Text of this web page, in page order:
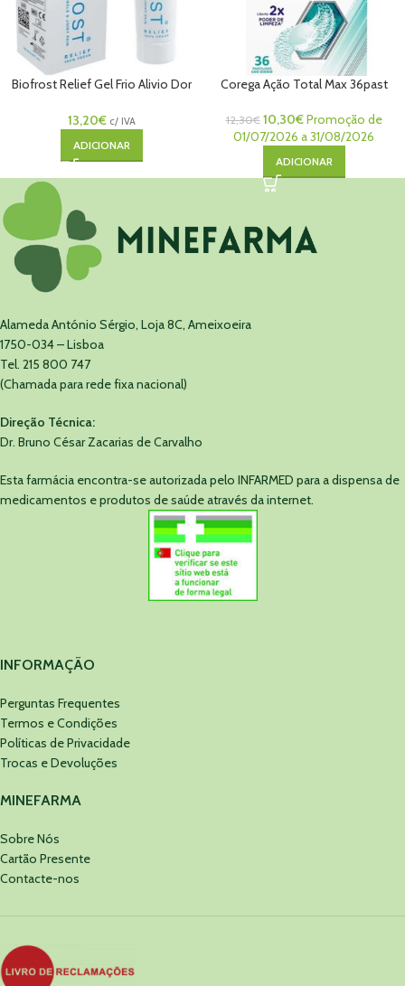
Biofrost Relief Gel Frio Alivio Dor
13,20€ c/ IVA
ADICIONAR
Corega Ação Total Max 36past
12,30€ 10,30€Promoção de
01/07/2026 a 31/08/2026
ADICIONAR
Alameda António Sérgio, Loja 8C, Ameixoeira
1750-034 – Lisboa
Tel. 215 800 747
(Chamada para rede fixa nacional)
Direção Técnica:
Dr. Bruno César Zacarias de Carvalho
Esta farmácia encontra-se autorizada pelo INFARMED para a dispensa de
medicamentos e produtos de saúde através da internet.
INFORMAÇÃO
Perguntas Frequentes
Termos e Condições
Políticas de Privacidade
Trocas e Devoluções
MINEFARMA
Sobre Nós
Cartão Presente
Contacte-nos